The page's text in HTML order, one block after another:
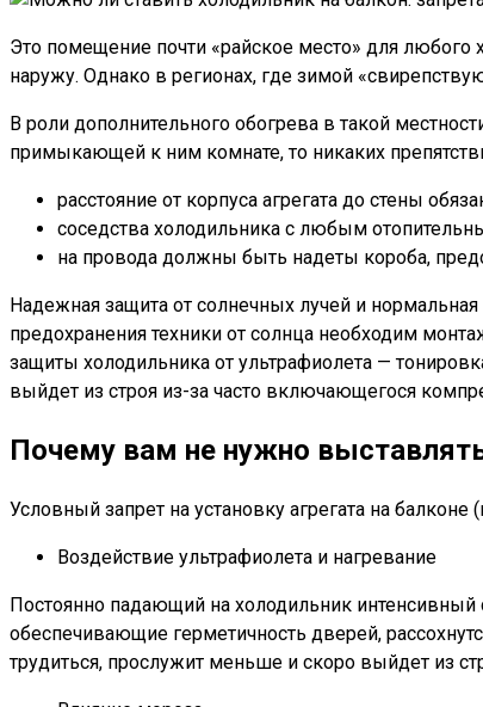
Это помещение почти «райское место» для любого
наружу. Однако в регионах, где зимой
В роли дополнительного обогрева в такой
примыкающей к ним комнате, то никаких
расстояние от корпуса агрегата до стены
соседства холодильника с любым
на провода должны быть надеты короба,
Надежная защита от солнечных лучей и
предохранения техники от солнца необходим
защиты холодильника от ультрафиолета —
выйдет из строя из-за часто включающегося
Почему вам не нужно
Условный запрет на установку агрегата на
Воздействие ультрафиолета и нагревание
Постоянно падающий на холодильник интенсивный
обеспечивающие герметичность дверей,
трудиться, прослужит меньше и скоро выйдет из